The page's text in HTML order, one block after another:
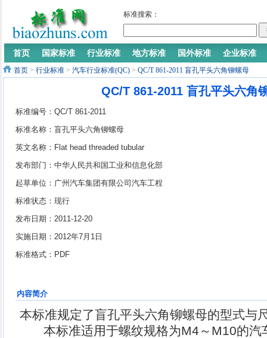
标准搜索：
首页 国家标准 行业标准 地方标准 国外标准 企业标准
首页 > 行业标准 > 汽车行业标准(QC) > QC/T 861-2011 盲孔平头六角铆螺母
QC/T 861-2011 盲孔平头六角
标准编号：QC/T 861-2011
标准名称：盲孔平头六角铆螺母
英文名称：Flat head threaded tubular
hexagon blind rivets
发布部门：中华人民共和国工业和信息化部
起草单位：广州汽车集团有限公司汽车工程
研究院、长安福特马自达汽车有限公司南京
公司
标准状态：现行
发布日期：2011-12-20
实施日期：2012年7月1日
标准格式：PDF
内容简介
本标准规定了盲孔平头六角铆螺母的型式与
本标准适用于螺纹规格为M4～M10的汽